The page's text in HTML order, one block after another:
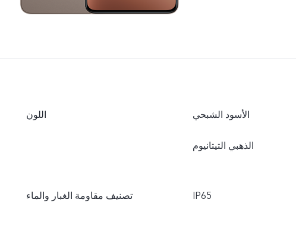
اللون الأسود الشبحي
الذهبي التيتانيوم
تصنيف مقاومة الغبار والماء IP65